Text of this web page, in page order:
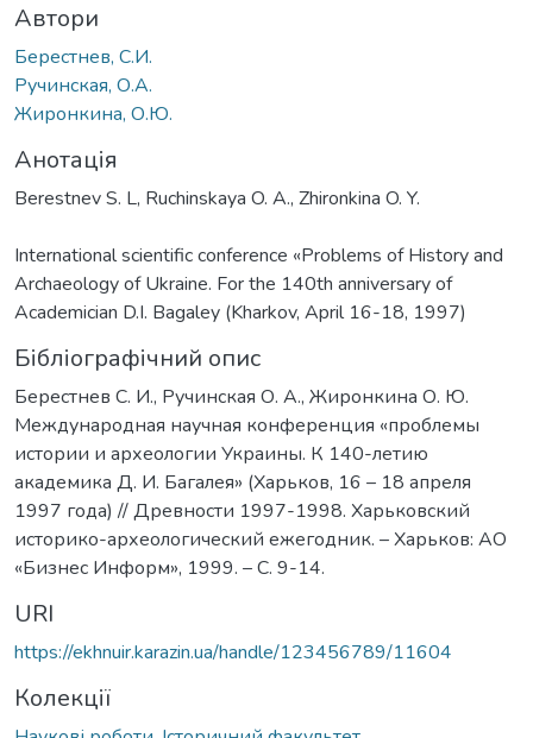
Автори
Берестнев, С.И.
Ручинская, О.А.
Жиронкина, О.Ю.
Анотація
Berestnev S. L, Ruchinskaya O. A., Zhironkina O. Y.
International scientific conference «Problems of History and
Archaeology of Ukraine. For the 140th anniversary of
Academician D.I. Bagaley (Kharkov, April 16-18, 1997)
Бібліографічний опис
Берестнев С. И., Ручинская О. А., Жиронкина О. Ю.
Международная научная конференция «проблемы
истории и археологии Украины. К 140-летию
академика Д. И. Багалея» (Харьков, 16 – 18 апреля
1997 года) // Древности 1997-1998. Харьковский
историко-археологический ежегодник. – Харьков: АО
«Бизнес Информ», 1999. – С. 9-14.
URI
https://ekhnuir.karazin.ua/handle/123456789/11604
Колекції